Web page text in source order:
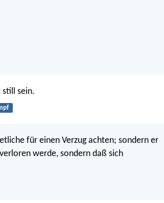
sein.
für einen Verzug achten; sondern er
werde, sondern daß sich